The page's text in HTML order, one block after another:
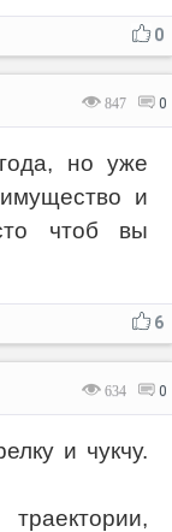
0
847 0
но уже
и
чтоб вы
6
634 0
и чукчу.